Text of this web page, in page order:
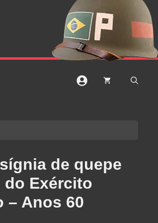
de quepe
Exército
– Anos 60